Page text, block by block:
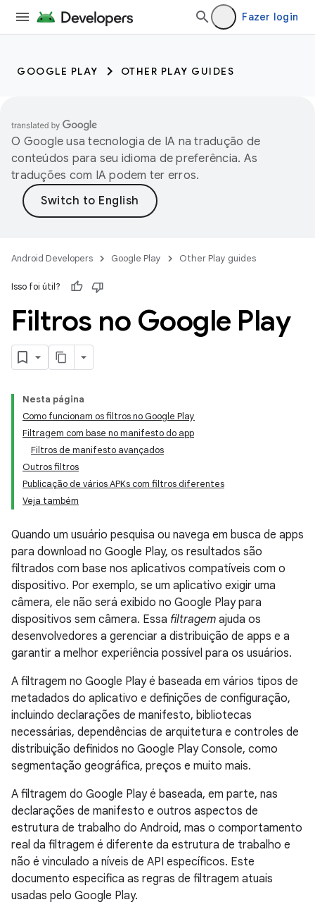
Fazer login
GOOGLE PLAY OTHER PLAY GUIDES
O Google usa tecnologia de IA na tradução de
conteúdos para seu idioma de preferência. As
traduções com IA podem ter erros.
Android Developers Google Play Other Play guides
Isso foi útil?
Filtros no Google Play
Nesta página
Como funcionam os filtros no Google Play
Filtragem com base no manifesto do app
Filtros de manifesto avançados
Outros filtros
Publicação de vários APKs com filtros diferentes
Veja também
Quando um usuário pesquisa ou navega em busca de apps
para download no Google Play, os resultados são
filtrados com base nos aplicativos compatíveis com o
dispositivo. Por exemplo, se um aplicativo exigir uma
câmera, ele não será exibido no Google Play para
dispositivos sem câmera. Essa filtragem ajuda os
desenvolvedores a gerenciar a distribuição de apps e a
garantir a melhor experiência possível para os usuários.
A filtragem no Google Play é baseada em vários tipos de
metadados do aplicativo e definições de configuração,
incluindo declarações de manifesto, bibliotecas
necessárias, dependências de arquitetura e controles de
distribuição definidos no Google Play Console, como
segmentação geográfica, preços e muito mais.
A filtragem do Google Play é baseada, em parte, nas
declarações de manifesto e outros aspectos de
estrutura de trabalho do Android, mas o comportamento
real da filtragem é diferente da estrutura de trabalho e
não é vinculado a níveis de API específicos. Este
documento especifica as regras de filtragem atuais
usadas pelo Google Play.